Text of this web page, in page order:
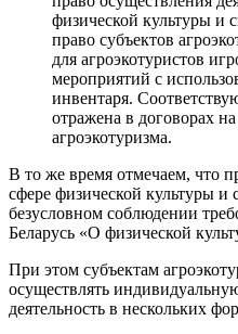
физической культуры и
право субъектов
для агроэкотуристов
мероприятий с
инвентаря.
отражена в договорах
агроэкотуризма.
В то же время отмечаем, что
сфере физической культуры и
безусловном соблюдении
Беларусь «О физической
При этом субъектам
осуществлять
деятельность в нескольких